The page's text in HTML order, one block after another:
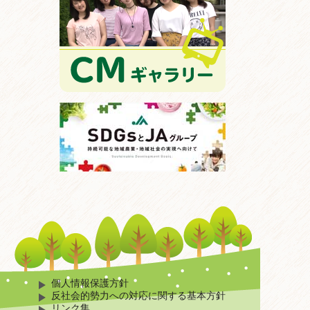
個人情報保護方針
反社会的勢力への対応に関する基本方針